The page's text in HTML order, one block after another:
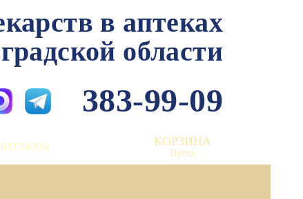
в аптеках
области
383-99-09
КОРЗИНА
Пуста